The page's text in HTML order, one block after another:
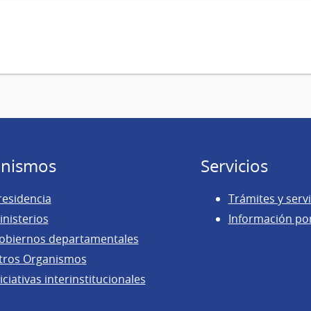
departamentales
Organismos
interinstitucionales
Servicios
Trámites y
Información